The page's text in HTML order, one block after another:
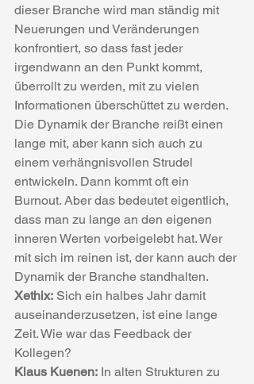
dieser Branche wird man ständig mit
Neuerungen und Veränderungen
konfrontiert, so dass fast jeder
irgendwann an den Punkt kommt,
überrollt zu werden, mit zu vielen
Informationen überschüttet zu werden.
Die Dynamik der Branche reißt einen
lange mit, aber kann sich auch zu
einem verhängnisvollen Strudel
entwickeln. Dann kommt oft ein
Burnout. Aber das bedeutet eigentlich,
dass man zu lange an den eigenen
inneren Werten vorbeigelebt hat. Wer
mit sich im reinen ist, der kann auch der
Dynamik der Branche standhalten.
Xethix: Sich ein halbes Jahr damit
auseinanderzusetzen, ist eine lange
Zeit. Wie war das Feedback der
Kollegen?
Klaus Kuenen: In alten Strukturen zu